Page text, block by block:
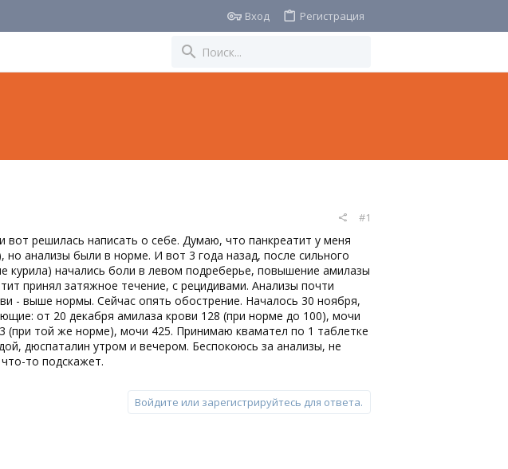
Вход Регистрация
#1
решилась написать о себе. Думаю, что панкреатит у меня
анализы были в норме. И вот 3 года назад, после сильного
курила) начались боли в левом подреберье, повышение амилазы
принял затяжное течение, с рецидивами. Анализы почти
- выше нормы. Сейчас опять обострение. Началось 30 ноября,
от 20 декабря амилаза крови 128 (при норме до 100), мочи
(при той же норме), мочи 425. Принимаю квамател по 1 таблетке
дюспаталин утром и вечером. Беспокоюсь за анализы, не
то подскажет.
Войдите или зарегистрируйтесь для ответа.